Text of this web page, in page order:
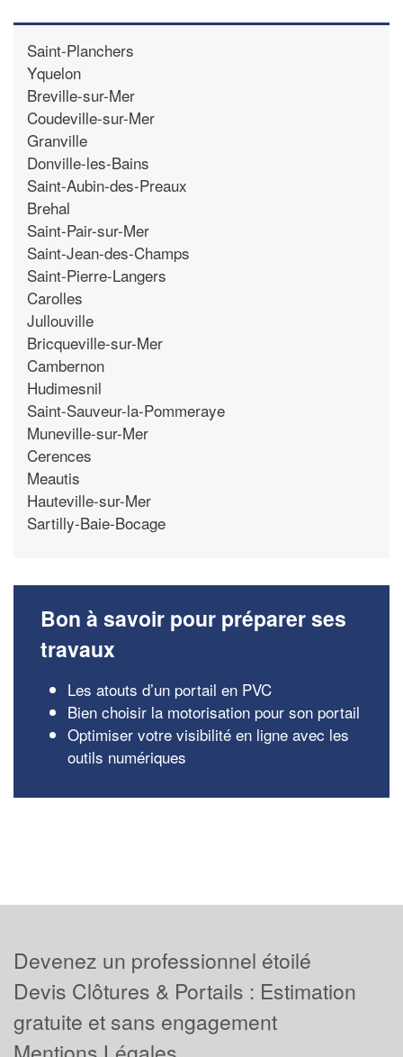
Saint-Planchers
Yquelon
Breville-sur-Mer
Coudeville-sur-Mer
Granville
Donville-les-Bains
Saint-Aubin-des-Preaux
Brehal
Saint-Pair-sur-Mer
Saint-Jean-des-Champs
Saint-Pierre-Langers
Carolles
Jullouville
Bricqueville-sur-Mer
Cambernon
Hudimesnil
Saint-Sauveur-la-Pommeraye
Muneville-sur-Mer
Cerences
Meautis
Hauteville-sur-Mer
Sartilly-Baie-Bocage
Bon à savoir pour préparer ses
travaux
Les atouts d’un portail en PVC
Bien choisir la motorisation pour son portail
Optimiser votre visibilité en ligne avec les
outils numériques
Devenez un professionnel étoilé
Devis Clôtures & Portails : Estimation
gratuite et sans engagement